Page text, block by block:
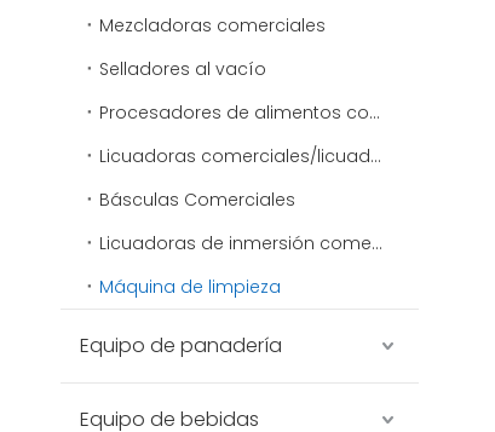
Mezcladoras comerciales
Selladores al vacío
Procesadores de alimentos comerciales
Licuadoras comerciales/licuadoras de alimentos
Básculas Comerciales
Licuadoras de inmersión comerciales
Máquina de limpieza
Equipo de panadería
Equipo de bebidas